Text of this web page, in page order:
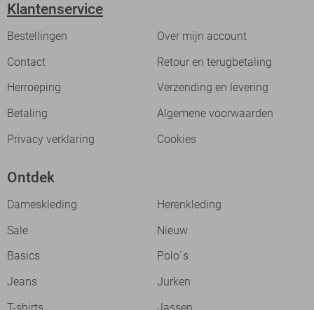
Klantenservice
Bestellingen
Over mijn account
Contact
Retour en terugbetaling
Herroeping
Verzending en levering
Betaling
Algemene voorwaarden
Privacy verklaring
Cookies
Ontdek
Dameskleding
Herenkleding
Sale
Nieuw
Basics
Polo`s
Jeans
Jurken